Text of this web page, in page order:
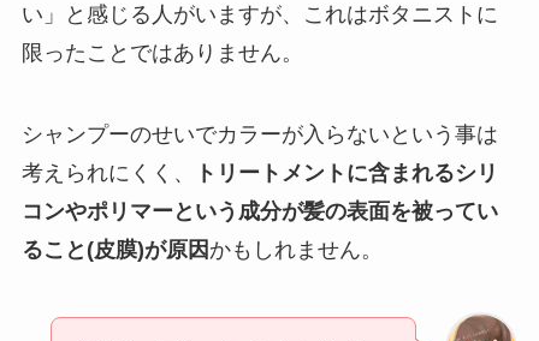
い」と感じる人がいますが、これはボタニストに
限ったことではありません。
シャンプーのせいでカラーが入らないという事は
考えられにくく、
トリートメントに含まれるシリ
コンやポリマーという成分が髪の表面を被ってい
ること(皮膜)が原因 かもしれません。